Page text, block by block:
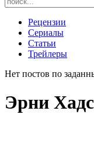
Рецензии
Сериалы
Статьи
Трейлеры
Нет постов по
Эрни